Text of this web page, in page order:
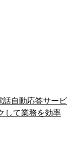
話自動応答サービ
して業務を効率